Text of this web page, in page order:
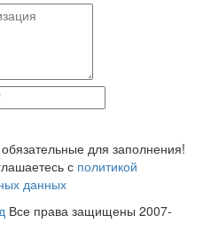
для заполнения!
с политикой
данных
Все права защищены 2007-